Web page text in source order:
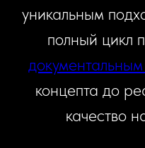
уникальным
полный цикл
концепта до
качество